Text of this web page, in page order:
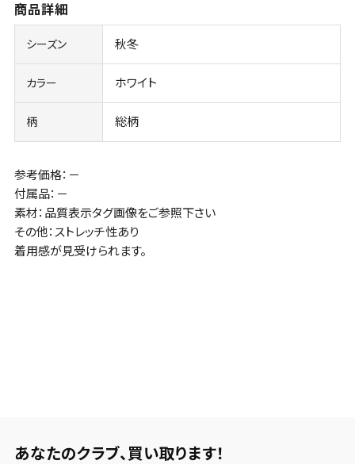
商品詳細
シーズン 秋冬
カラー ホワイト
柄 総柄
参考価格：－
付属品：－
素材：品質表示タグ画像をご参照下さい
その他：ストレッチ性あり
着用感が見受けられます。
あなたのクラブ、 買い取ります！